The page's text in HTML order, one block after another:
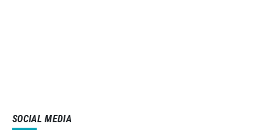
SOCIAL MEDIA